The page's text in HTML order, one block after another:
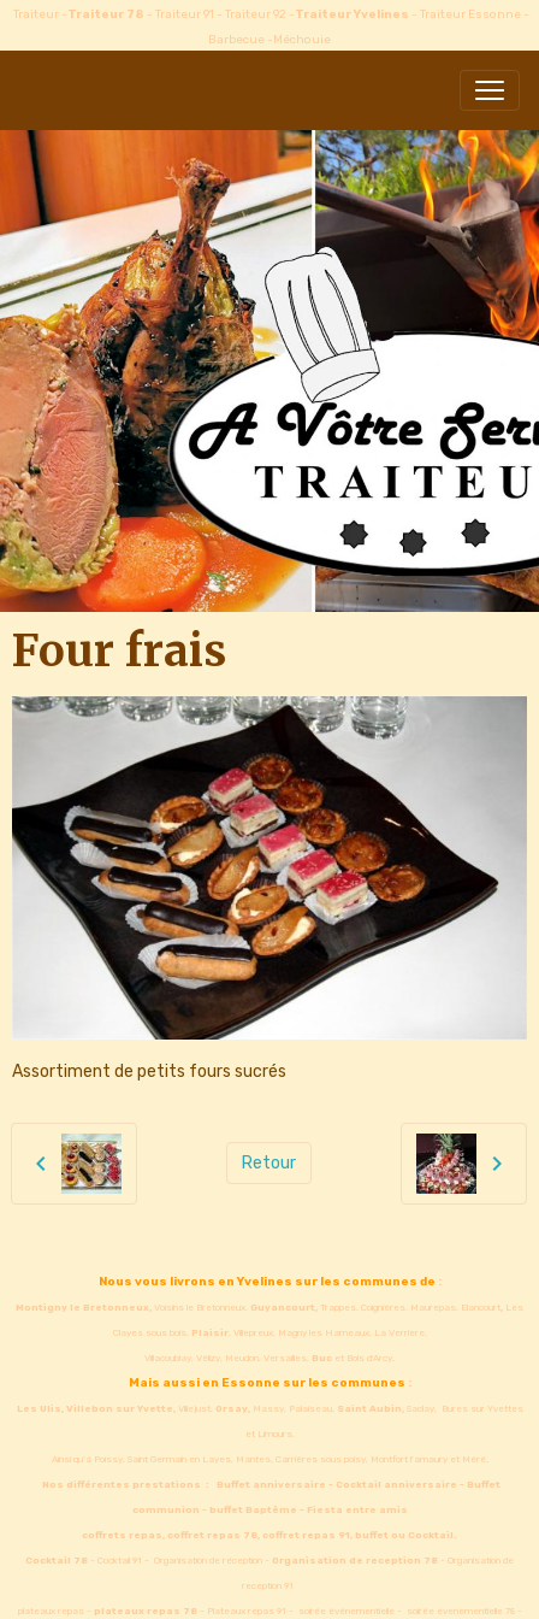
Traiteur -Traiteur 78 - Traiteur 91 - Traiteur 92 -Traiteur Yvelines - Traiteur Essonne -
Barbecue -Méchouie
Four frais
Assortiment de petits fours sucrés
Retour
Nous vous livrons en Yvelines sur les communes de :
Montigny le Bretonneux, Voisins le Bretonneux, Guyancourt, Trappes, Coignières, Maurepas, Elancourt, Les
Clayes sous bois, Plaisir, Villepreux, Magny les Hameaux, La Verriere,
Villacoublay, Vélizy, Meudon, Versailles, Buc et Bois d'Arcy.
Mais aussi en Essonne sur les communes :
Les Ulis, Villebon sur Yvette,Villejust, Orsay,Massy, Palaiseau, Saint Aubin,Saclay, Bures sur Yvettes
et Limours.
Ainsi qu'à Poissy, Saint Germain en Layes, Mantes, Carrières sous poisy, Montfort l'amaury et Méré.
Nos différentes prestations : Buffet anniversaire - Cocktail anniversaire - Buffet
communion - buffet Baptême - Fiesta entre amis
coffrets repas, coffret repas 78, coffret repas 91, buffet ou Cocktail.
Cocktail 78 - Cocktail 91 - Organisation de réception - Organisation de reception 78 - Organisation de
reception 91
plateaux repas - plateaux repas 78- Plateaux repas 91 - soirée événementielle - soirée evenementielle 78 -